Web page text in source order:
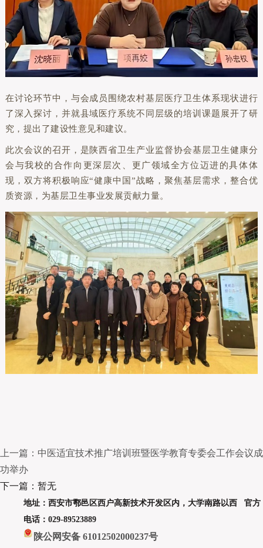
在讨论环节中，与会成员围绕农村基层医疗卫生体系现状进行
了深入探讨，并就县域医疗系统不同层级的培训课题展开了研
究，提出了建设性意见和建议。
此次会议的召开，是陕西省卫生产业监督协会基层卫生健康分
会与我校的合作向更深层次、更广领域全方位迈进的具体体
现，双方将积极响应“健康中国”战略，聚焦基层需求，整合优
质资源，为基层卫生事业发展贡献力量。
上一篇：中医适宜技术推广培训班暨医学教育专委会工作会议成
功举办
下一篇：暂无
地址：西安市鄠邑区西户高新技术开发区内，大学南路以西 官方
电话：029-89523889
陕公网安备 61012502000237号